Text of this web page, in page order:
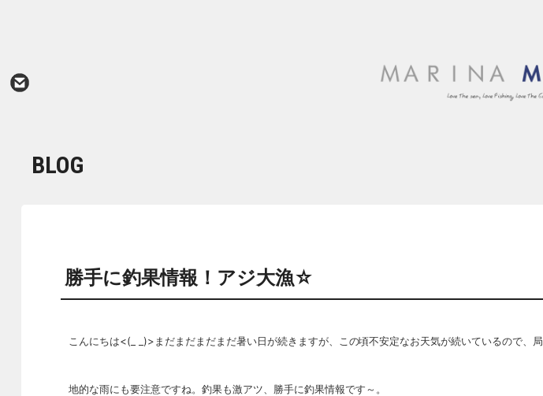
BLOG
勝手に釣果情報！アジ大漁☆
こんにちは<(_ _)>まだまだまだまだ暑い日が続きますが、この頃不安定なお天気が続いているので、局
地的な雨にも要注意ですね。釣果も激アツ、勝手に釣果情報です～。